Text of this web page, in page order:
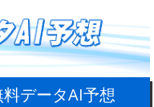
データAI予想